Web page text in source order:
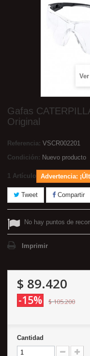
Gafas
Original
Referencia: VSCR002201
Condición: Nuevo producto
1 Artículo Advertencia:
Tweet Compartir
No hay puntos de
Imprimir
$ 89.420
-15% $ 105.200
Cantidad